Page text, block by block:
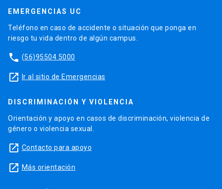
EMERGENCIAS UC
Teléfono en caso de accidente o situación que ponga en
riesgo tu vida dentro de algún campus.
phone (56)95504 5000
launch Ir al sitio de Emergencias
DISCRIMINACIÓN Y VIOLENCIA
Orientación y apoyo en casos de discriminación, violencia de
género o violencia sexual.
launch Contacto para apoyo
launch Más orientación